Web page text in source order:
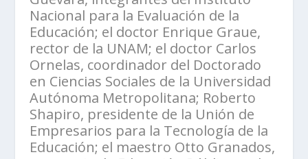
Nacional para la Evaluación de la
Educación; el doctor Enrique Graue,
rector de la UNAM; el doctor Carlos
Ornelas, coordinador del Doctorado
en Ciencias Sociales de la Universidad
Autónoma Metropolitana; Roberto
Shapiro, presidente de la Unión de
Empresarios para la Tecnología de la
Educación; el maestro Otto Granados,